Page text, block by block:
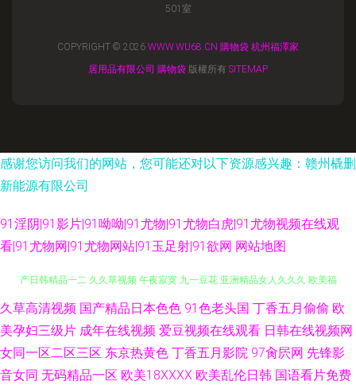
501室
COPYRIGHT © 2026 WWW.WU68.CN 購物袋 杭州福澤家
居用品有限公司 購物袋 版權所有 SITEMAP
感谢您访问我们的网站，您可能还对以下资源感兴趣：赣州橇删
新能源有限公司
91淫阴|91影片|91呦呦|91尤物|91尤物白虎|91尤物视频在线观
看|91尤物网|91尤物网站|91玉足射|91欲网 网站地图
国产精品视频噜噜 亚欧日韩色 丁香骚av 瑟瑟在线 久草精品视频在线观看 国
产日韩精品一二 久久草视频 午夜寂寞 九一豆花 亚洲精品女人久久久 欧美福
久草高清视频 国产精品日本色色 91色老头国 丁香五月偷偷 欧
美孕妇三级片 成年在线视频 爱豆视频在线观看 日韩在线视频网
女同一区二区三区 东京热黄色 丁香五月影院 97肏屄网 先锋影
音女同 无码精品一区 欧美18XXXX 欧美乱伦日韩 国语看片免费